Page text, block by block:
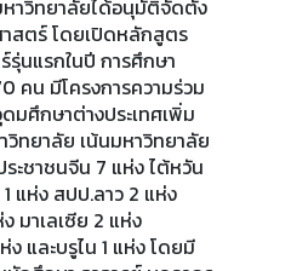
หาวิทยาลัยได้อนุมัติจัดตั้ง
สตร์ โดยเปิดหลักสูตร
นแรกในปี การศึกษา
คน มีโครงการความร่วม
มศึกษาต่างประเทศเพิ่ม
วิทยาลัย เน้นมหาวิทยาลัย
ะชาชนจีน 7 แห่ง ไต้หวัน
แห่ง สปป.ลาว 2 แห่ง
มาเลเซีย 2 แห่ง
ง และบรูไน 1 แห่ง โดยมี